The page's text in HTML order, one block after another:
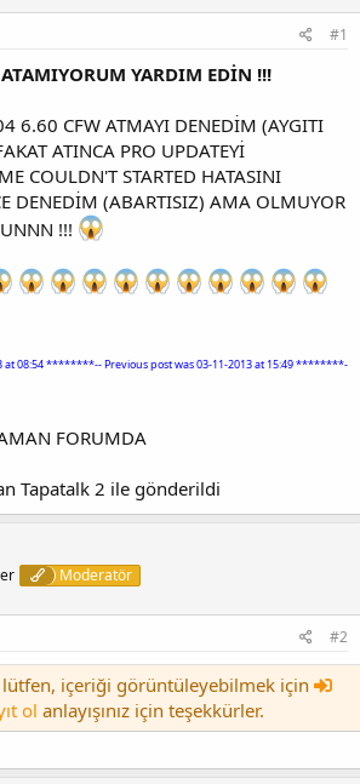
#1
YARDIM EDİN !!!
6.60 CFW ATMAYI DENEDİM (AYGITI
ATINCA PRO UPDATEYİ
COULDN'T STARTED HATASINI
DENEDİM (ABARTISIZ) AMA OLMUYOR
!!!
08:54 ********-- Previous post was 03-11-2013 at 15:49 ********-
FORUMDA
Tapatalk 2 ile gönderildi
Moderatör
#2
içeriği görüntüleyebilmek için
ol anlayışınız için teşekkürler.